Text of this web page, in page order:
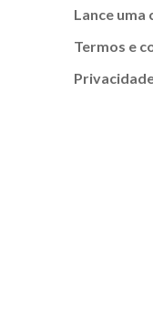
Lance uma
Termos e